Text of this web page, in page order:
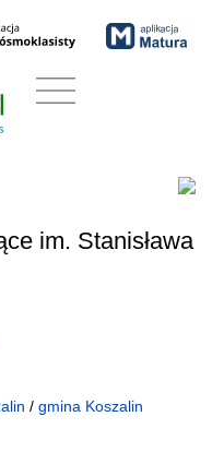
im. Stanisława
/ gmina Koszalin